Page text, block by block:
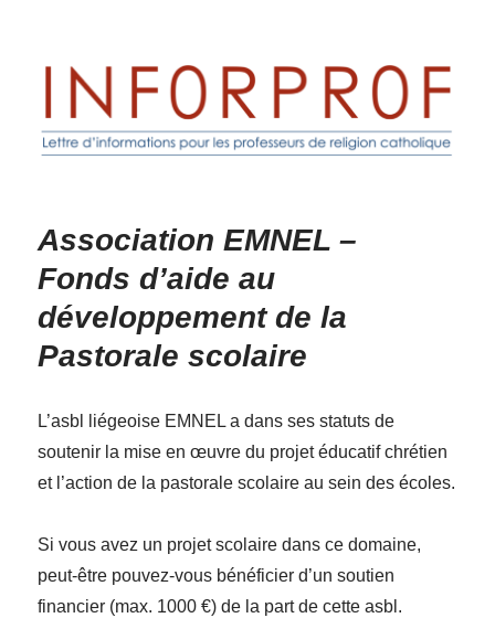
Inforprof
Association EMNEL –
Fonds d’aide au
développement de la
Pastorale scolaire
L’asbl liégeoise EMNEL a dans ses statuts de
soutenir la mise en œuvre du projet éducatif chrétien
et l’action de la pastorale scolaire au sein des écoles.
Si vous avez un projet scolaire dans ce domaine,
peut-être pouvez-vous bénéficier d’un soutien
financier (max. 1000 €) de la part de cette asbl.